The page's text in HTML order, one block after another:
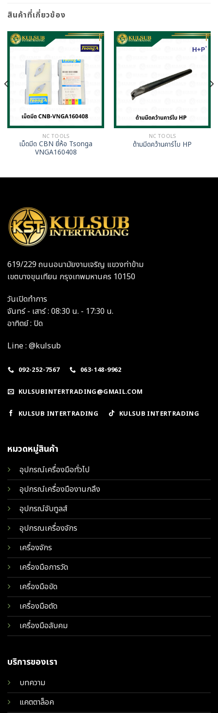
สินค้าที่เกี่ยวข้อง
NC TOOLS
เม็ดมีด CBN ยี่ห้อ Tsonga
VNGA160408
NC TOOLS
ด้ามมีดคว้านคาร์ไบ HP
619/229 ถนนอนามัยงามเจริญ แขวงท่าข้าม
เขตบางขุนเทียน กรุงเทพมหานคร 10150
วันเปิดทำการ
จันทร์ - เสาร์ : 08:30 น. - 17:30 น.
อาทิตย์ : ปิด
Line : @kulsub
092-252-7567 063-148-9962
KULSUBINTERTRADING@GMAIL.COM
KULSUB INTERTRADING KULSUB INTERTRADING
หมวดหมู่สินค้า
อุปกรณ์เครื่องมือทั่วไป
อุปกรณ์เครื่องมืองานกลึง
อุปกรณ์จับทูลส์
อุปกรณเครื่องจักร
เครื่องจักร
เครื่องมือการวัด
เครื่องมือขัด
เครื่องมือตัด
เครื่องมือลับคม
บริการของเรา
บทความ
แคตตาล็อค